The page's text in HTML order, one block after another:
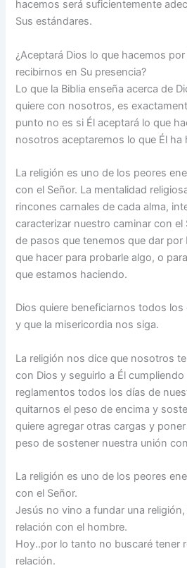
hacemos será suficientemente
Sus estándares.
¿Aceptará Dios lo que hacemos
recibirnos en Su presencia?
Lo que la Biblia enseña acerca de
quiere con nosotros, es
punto no es si Él aceptará lo que
nosotros aceptaremos lo que Él
La religión es uno de los peores
con el Señor. La mentalidad
rincones carnales de cada alma,
caracterizar nuestro caminar con el
de pasos que tenemos que dar por
que hacer para probarle algo, o
que estamos haciendo.
Dios quiere beneficiarnos todos
y que la misericordia nos siga.
La religión nos dice que nosotros
con Dios y seguirlo a Él
reglamentos todos los días de
quitarnos el peso de encima y
quiere agregar otras cargas y
peso de sostener nuestra unión
La religión es uno de los peores
con el Señor.
Jesús no vino a fundar una
relación con el hombre.
Hoy..por lo tanto no buscaré tener
relación.